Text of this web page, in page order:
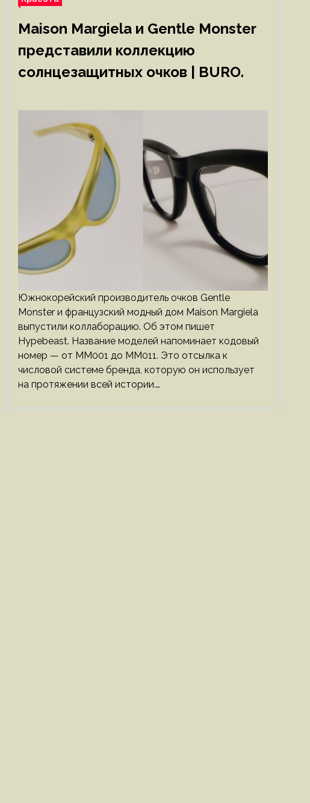
Maison Margiela и Gentle Monster
представили коллекцию
солнцезащитных очков | BURO.
Южнокорейский производитель очков Gentle
Monster и французский модный дом Maison Margiela
выпустили коллаборацию. Об этом пишет
Hypebeast. Название моделей напоминает кодовый
номер — от MM001 до MM011. Это отсылка к
числовой системе бренда, которую он использует
на протяжении всей истории.…